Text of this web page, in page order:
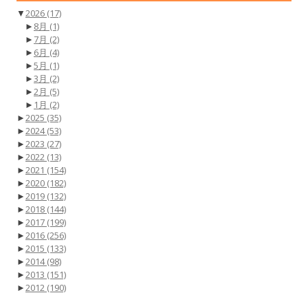
▼2026 (17)
► 8月 (1)
► 7月 (2)
► 6月 (4)
►5月 (1)
►3月 (2)
►2月 (5)
► 1月 (2)
►2025 (35)
►2024(53)
►2023 (27)
►2022 (13)
►2021 (154)
►2020 (182)
►2019 (132)
►2018 (144)
►2017 (199)
►2016 (256)
►2015 (133)
►2014(98)
►2013 (151)
►2012 (190)